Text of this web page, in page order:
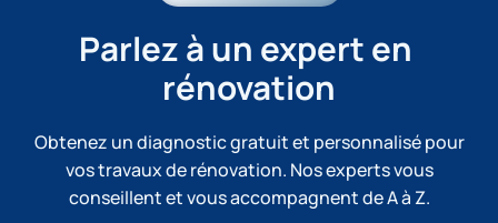
Parlez à un expert en
rénovation
Obtenez un diagnostic gratuit et personnalisé pour
vos travaux de rénovation. Nos experts vous
conseillent et vous accompagnent de A à Z.